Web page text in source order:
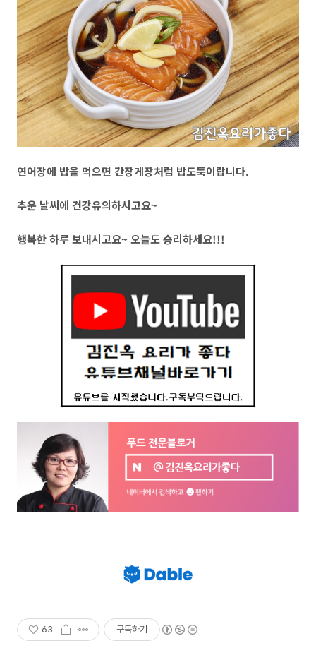
연어장에 밥을 먹으면 간장게장처럼 밥도둑이랍니다.
추운 날씨에 건강유의하시고요~
행복한 하루 보내시고요~ 오늘도 승리하세요!!!
63 구독하기